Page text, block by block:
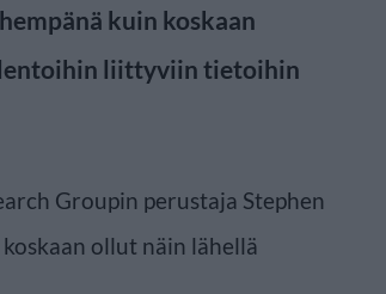
kuin koskaan
liittyviin tietoihin
Groupin perustaja Stephen
ollut näin lähellä